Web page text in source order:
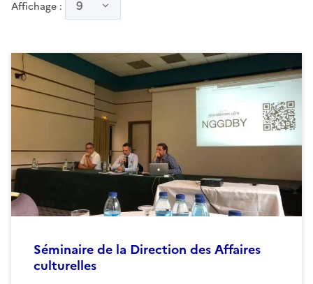
Affichage : 9
Séminaire de la Direction des Affaires
culturelles